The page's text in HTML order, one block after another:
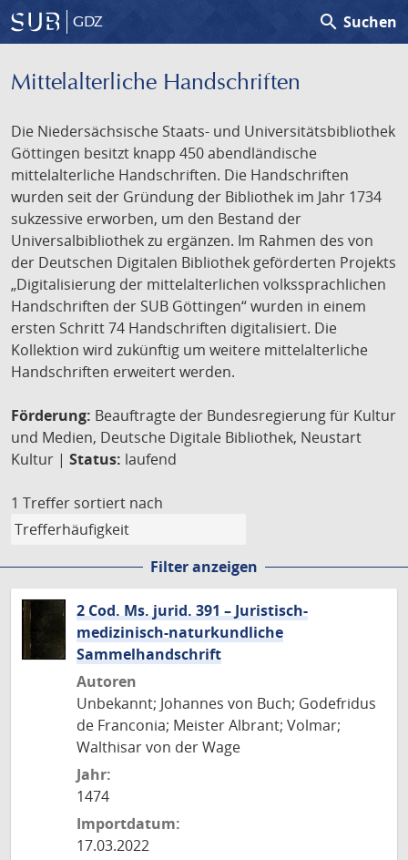
GDZ search Suchen
Mittelalterliche Handschriften
Die Niedersächsische Staats- und Universitätsbibliothek
Göttingen besitzt knapp 450 abendländische
mittelalterliche Handschriften. Die Handschriften
wurden seit der Gründung der Bibliothek im Jahr 1734
sukzessive erworben, um den Bestand der
Universalbibliothek zu ergänzen. Im Rahmen des von
der Deutschen Digitalen Bibliothek geförderten Projekts
„Digitalisierung der mittelalterlichen volkssprachlichen
Handschriften der SUB Göttingen“ wurden in einem
ersten Schritt 74 Handschriften digitalisiert. Die
Kollektion wird zukünftig um weitere mittelalterliche
Handschriften erweitert werden.
Förderung: Beauftragte der Bundesregierung für Kultur
und Medien, Deutsche Digitale Bibliothek, Neustart
Kultur | Status: laufend
1 Treffer sortiert nach
Filter anzeigen
2 Cod. Ms. jurid. 391 – Juristisch-
medizinisch-naturkundliche
Sammelhandschrift
Autoren
Unbekannt; Johannes von Buch; Godefridus
de Franconia; Meister Albrant; Volmar;
Walthisar von der Wage
Jahr:
1474
Importdatum:
17.03.2022